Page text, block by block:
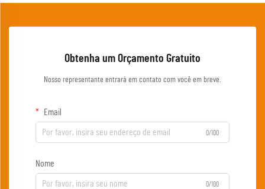
Obtenha um Orçamento Gratuito
Nosso representante entrará em contato com você em breve.
Email
0/100
Nome
0/100